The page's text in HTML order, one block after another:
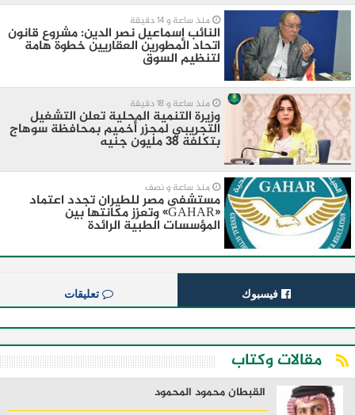
منذ ساعة و 14 دقيقة
النائب إسماعيل نصر الدين: مشروع قانون
اتحاد المطورين العقاريين خطوة هامة
لتنظيم السوق
منذ ساعة و 18 دقيقة
وزيرة التنمية المحلية تعلن التشغيل
التجريبي لمجزر أخميم بمحافظة سوهاج
بتكلفة 38 مليون جنيه
منذ ساعة و نصف
مستشفى مصر للطيران تجدد اعتماد
«GAHAR» وتعزز مكانتها بين
المؤسسات الطبية الرائدة
فيسبوك تعليقات
مقالات وكتاب
القبطان محمود المحمود